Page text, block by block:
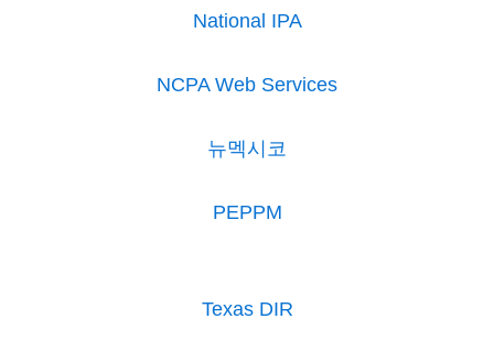
National IPA
NCPA Web Services
뉴멕시코
PEPPM
Texas DIR